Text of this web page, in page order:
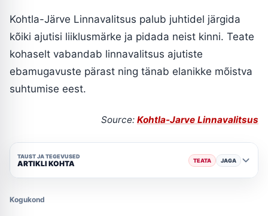
Kohtla-Järve Linnavalitsus palub juhtidel järgida
kõiki ajutisi liiklusmärke ja pidada neist kinni. Teate
kohaselt vabandab linnavalitsus ajutiste
ebamugavuste pärast ning tänab elanikke mõistva
suhtumise eest.
Source: Kohtla-Jarve Linnavalitsus
TAUST JA TEGEVUSED
ARTIKLI KOHTA TEATA JAGA
Kogukond